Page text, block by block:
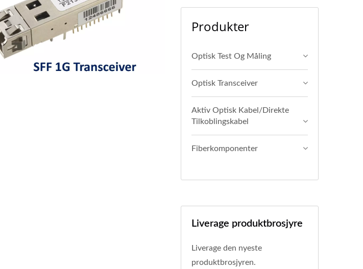
Produkter
Optisk Test Og Måling
Optisk Transceiver
Aktiv Optisk Kabel/direkte
Tilkoblingskabel
Fiberkomponenter
Liverage produktbrosjyre
Liverage den nyeste
produktbrosjyren.